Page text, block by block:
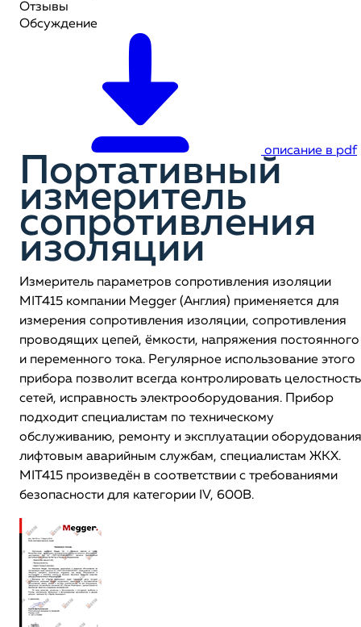
Отзывы
Обсуждение
описание в pdf
Портативный
измеритель
сопротивления
изоляции
Измеритель параметров сопротивления изоляции
MIT415 компании Megger (Англия) применяется для
измерения сопротивления изоляции, сопротивления
проводящих цепей, ёмкости, напряжения постоянного
и переменного тока. Регулярное использование этого
прибора позволит всегда контролировать целостность
сетей, исправность электрооборудования. Прибор
подходит специалистам по техническому
обслуживанию, ремонту и эксплуатации
лифтовым аварийным службам, специалистам ЖКХ.
MIT415 произведён в соответствии с требованиями
безопасности для категории IV, 600В.